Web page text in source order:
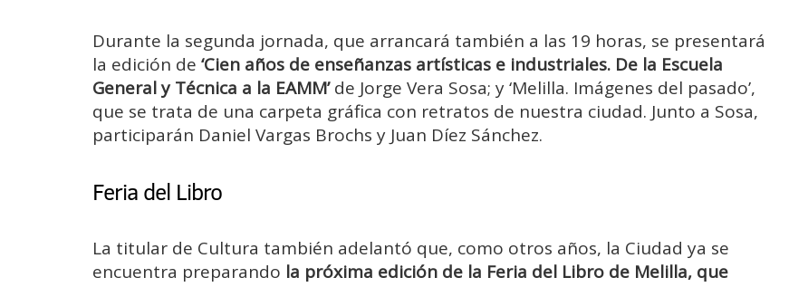
Durante la segunda jornada, que arrancará también a las 19 horas, se presentará
la edición de ‘Cien años de enseñanzas artísticas e industriales. De la Escuela
General y Técnica a la EAMM’de Jorge Vera Sosa; y ‘Melilla. Imágenes del pasado’,
que se trata de una carpeta gráfica con retratos de nuestra ciudad. Junto a Sosa,
participarán Daniel Vargas Brochs y Juan Díez Sánchez.
Feria del Libro
La titular de Cultura también adelantó que, como otros años, la Ciudad ya se
encuentra preparando la próxima edición de la Feria del Libro de Melilla, que